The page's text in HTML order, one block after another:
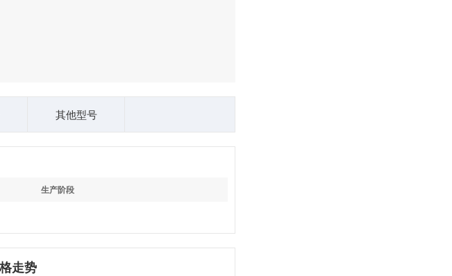
其他型号
生产阶段
走势